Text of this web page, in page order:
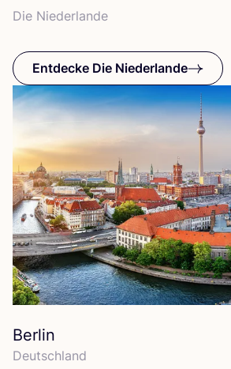
Die Nie­der­lan­de
Entdecke Die Niederlande
Berlin
Deutsch­land